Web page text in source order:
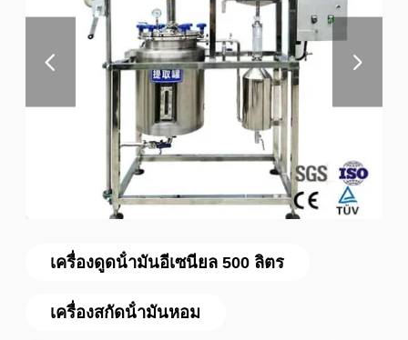
เครื่องดูดน้ํามันอีเซนียล 500 ลิตร
เครื่องสกัดน้ํามันหอม